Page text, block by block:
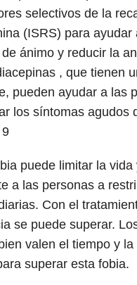
selectivos de la
(ISRS) para ayudar
ánimo y reducir la
, que tienen
pueden ayudar a las
los síntomas agudos
9
puede limitar la vida
a las personas a
Con el
se puede superar.
valen el tiempo y
superar esta fobia.